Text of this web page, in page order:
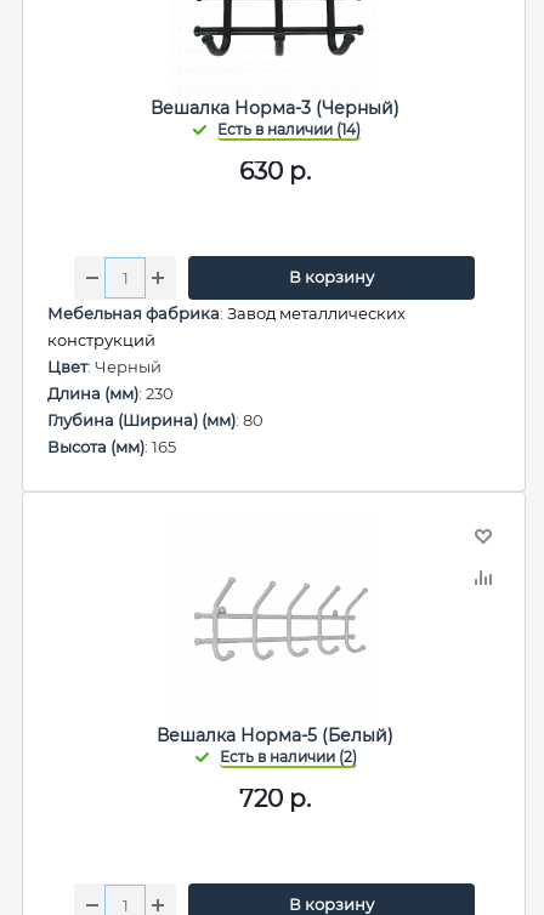
Вешалка Норма-3 (Черный)
630р.
В корзину
Мебельная фабрика: Завод металлических
конструкций
Цвет: Черный
Длина (мм): 230
Глубина (Ширина) (мм): 80
Высота (мм): 165
Вешалка Норма-5 (Белый)
720р.
В корзину